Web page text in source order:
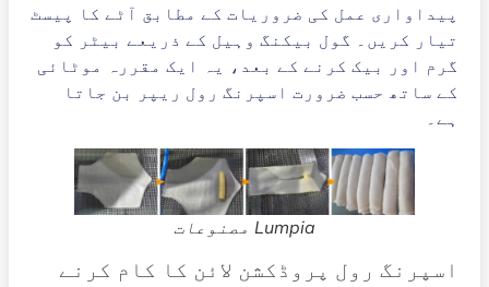
پیداواری عمل کی ضروریات کے مطابق آٹے کا پیسٹ
تیار کریں۔ گول بیکنگ وہیل کے ذریعے بیٹر کو
گرم اور بیک کرنے کے بعد، یہ ایک مقررہ موٹائی
کے ساتھ حسب ضرورت اسپرنگ رول ریپر بن جاتا
ہے۔
Lumpia مصنوعات
اسپرنگ رول پروڈکشن لائن کا کام کرنے